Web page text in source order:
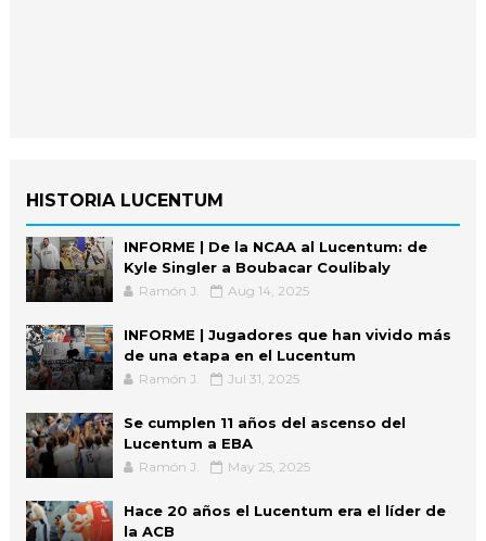
HISTORIA LUCENTUM
INFORME | De la NCAA al Lucentum: de
Kyle Singler a Boubacar Coulibaly
Ramón J. Aug 14, 2025
INFORME | Jugadores que han vivido más
de una etapa en el Lucentum
Ramón J. Jul 31, 2025
Se cumplen 11 años del ascenso del
Lucentum a EBA
Ramón J. May 25, 2025
Hace 20 años el Lucentum era el líder de
la ACB